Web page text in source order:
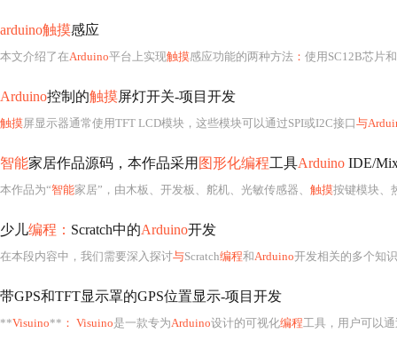
arduino触摸感应
本文介绍了在Arduino平台上实现触摸感应功能的两种方法 ： 使用SC12B芯片
Arduino控制的触摸屏灯开关-项目开发
触摸屏显示器通常使用TFT LCD模块，这些模块可以通过SPI或I2C接口与
智能家居作品源码，本作品采用 图形化编程工具Arduino IDE/
本作品为“智能家居”，由木板、开发板、舵机、光敏传感器、 触摸按键模块、
少儿编程： Scratch中的Arduino开发
在本段内容中，我们需要深入探讨与Scratch编程和Arduino开发相关的多个知识
带GPS和TFT显示罩的GPS位置显示-项目开发
**Visuino** ： Visuino是一款专为Arduino设计的可视化编程工具，用户可以